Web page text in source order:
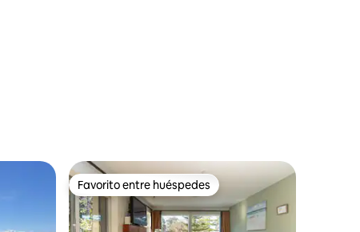
Favorito entre huéspedes
Favorito entre huéspedes